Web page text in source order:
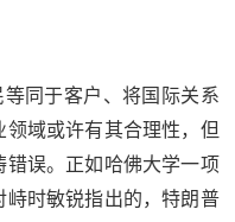
同于客户、将国际关系
域或许有其合理性，但
误。正如哈佛大学一项
时敏锐指出的，特朗普